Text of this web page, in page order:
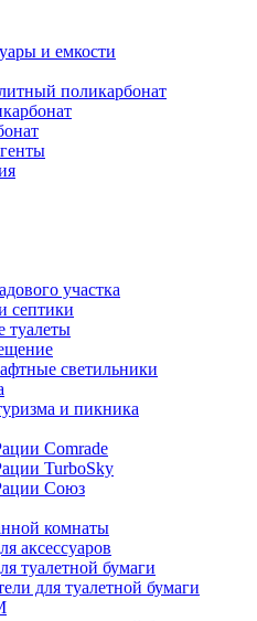
и емкости
поликарбонат
участка
септики
туалеты
светильники
и пикника
Comrade
TurboSky
Союз
комнаты
аксессуаров
туалетной бумаги
для туалетной бумаги